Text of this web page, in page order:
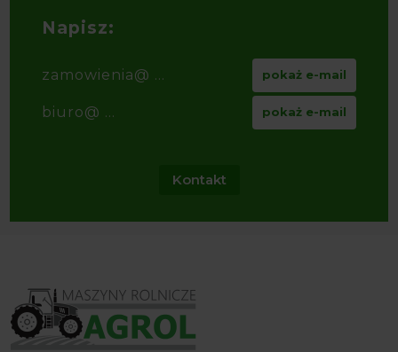
Napisz:
zamowienia@ ... pokaż e-mail
biuro@ ... pokaż e-mail
Kontakt